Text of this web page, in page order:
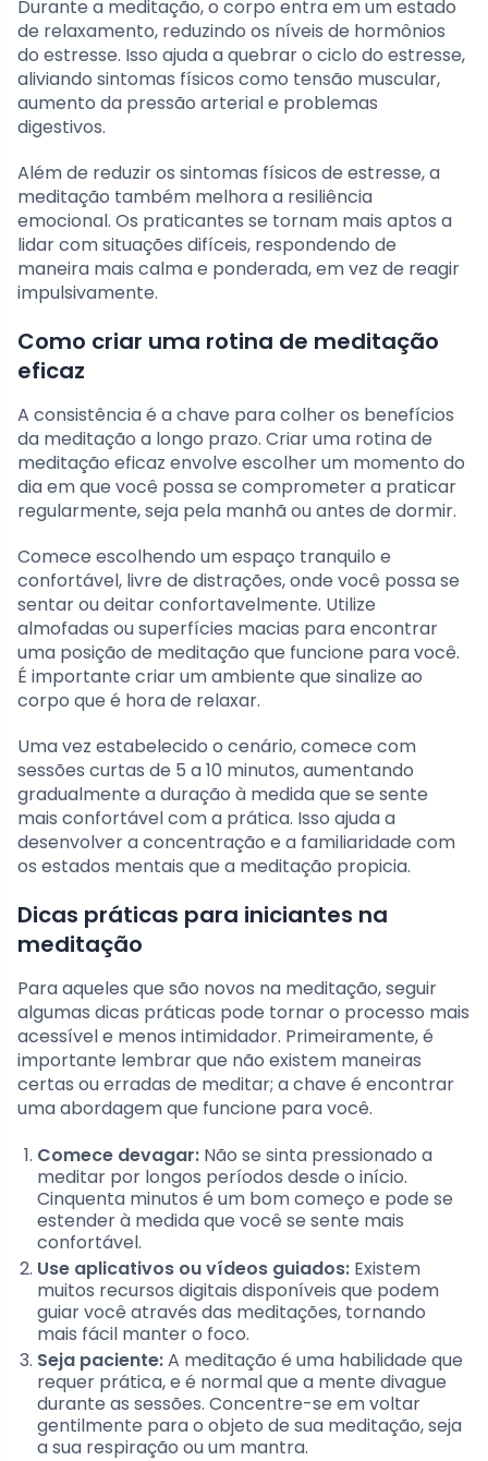
Durante a meditação, o corpo entra em um estado
de relaxamento, reduzindo os níveis de hormônios
do estresse. Isso ajuda a quebrar o ciclo do estresse,
aliviando sintomas físicos como tensão muscular,
aumento da pressão arterial e problemas
digestivos.
Além de reduzir os sintomas físicos de estresse, a
meditação também melhora a resiliência
emocional. Os praticantes se tornam mais aptos a
lidar com situações difíceis, respondendo de
maneira mais calma e ponderada, em vez de reagir
impulsivamente.
Como criar uma rotina de meditação
eficaz
A consistência é a chave para colher os benefícios
da meditação a longo prazo. Criar uma rotina de
meditação eficaz envolve escolher um momento do
dia em que você possa se comprometer a praticar
regularmente, seja pela manhã ou antes de dormir.
Comece escolhendo um espaço tranquilo e
confortável, livre de distrações, onde você possa se
sentar ou deitar confortavelmente. Utilize
almofadas ou superfícies macias para encontrar
uma posição de meditação que funcione para você.
É importante criar um ambiente que sinalize ao
corpo que é hora de relaxar.
Uma vez estabelecido o cenário, comece com
sessões curtas de 5 a 10 minutos, aumentando
gradualmente a duração à medida que se sente
mais confortável com a prática. Isso ajuda a
desenvolver a concentração e a familiaridade com
os estados mentais que a meditação propicia.
Dicas práticas para iniciantes na
meditação
Para aqueles que são novos na meditação, seguir
algumas dicas práticas pode tornar o processo mais
acessível e menos intimidador. Primeiramente, é
importante lembrar que não existem maneiras
certas ou erradas de meditar; a chave é encontrar
uma abordagem que funcione para você.
Comece devagar: Não se sinta pressionado a
meditar por longos períodos desde o início.
Cinquenta minutos é um bom começo e pode se
estender à medida que você se sente mais
confortável.
Use aplicativos ou vídeos guiados: Existem
muitos recursos digitais disponíveis que podem
guiar você através das meditações, tornando
mais fácil manter o foco.
Seja paciente:A meditação é uma habilidade que
requer prática, e é normal que a mente divague
durante as sessões. Concentre-se em voltar
gentilmente para o objeto de sua meditação, seja
a sua respiração ou um mantra.